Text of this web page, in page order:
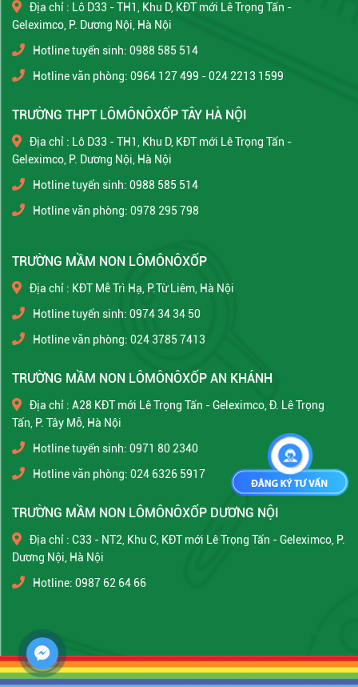
Địa chỉ : Lô D33 - TH1, Khu D, KĐT mới Lê Trọng Tấn -
Geleximco, P. Dương Nội, Hà Nội
Hotline tuyển sinh: 0988 585 514
Hotline văn phòng: 0964 127 499 - 024 2213 1599
TRƯỜNG THPT LÔMÔNÔXỐP TÂY HÀ NỘI
Địa chỉ : Lô D33 - TH1, Khu D, KĐT mới Lê Trọng Tấn -
Geleximco, P. Dương Nội, Hà Nội
Hotline tuyển sinh: 0988 585 514
Hotline văn phòng: 0978 295 798
TRƯỜNG MẦM NON LÔMÔNÔXỐP
Địa chỉ : KĐT Mễ Trì Hạ, P.Từ Liêm, Hà Nội
Hotline tuyển sinh: 0974 34 34 50
Hotline văn phòng: 024 3785 7413
TRƯỜNG MẦM NON LÔMÔNÔXỐP AN KHÁNH
Địa chỉ : A28 KĐT mới Lê Trọng Tấn - Geleximco, Đ. Lê Trọng
Tấn, P. Tây Mỗ, Hà Nội
Hotline tuyển sinh: 0971 80 2340
Hotline văn phòng: 024 6326 5917
TRƯỜNG MẦM NON LÔMÔNÔXỐP DƯƠNG NỘI
Địa chỉ : C33 - NT2, Khu C, KĐT mới Lê Trọng Tấn - Geleximco, P.
Dương Nội, Hà Nội
Hotline: 0987 62 64 66